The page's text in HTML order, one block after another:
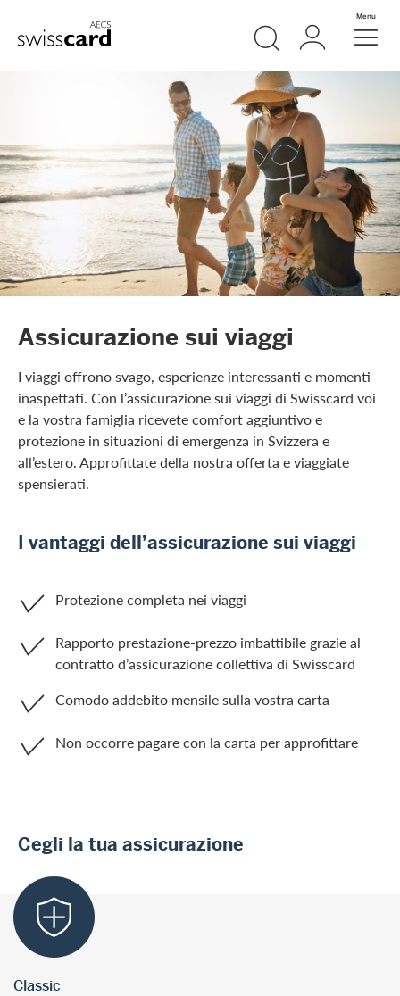
Header
Logo Meta Navigation
RicercaLogin Menu
Assicurazione sui viaggi
I viaggi offrono svago, esperienze interessanti e momenti
inaspettati. Con l’assicurazione sui viaggi di Swisscard voi
e la vostra famiglia ricevete comfort aggiuntivo e
protezione in situazioni di emergenza in Svizzera e
all’estero. Approfittate della nostra offerta e viaggiate
spensierati.
I vantaggi dell’assicurazione sui viaggi
Protezione completa nei viaggi
Rapporto prestazione-prezzo imbattibile grazie al
contratto d’assicurazione collettiva di Swisscard
Comodo addebito mensile sulla vostra carta
Non occorre pagare con la carta per approfittare
Cegli la tua assicurazione
Classic